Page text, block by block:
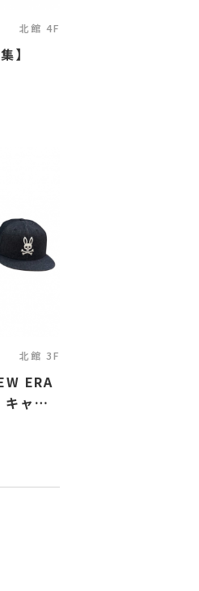
北館 4F
】
北館 3F
ERA
ャッ